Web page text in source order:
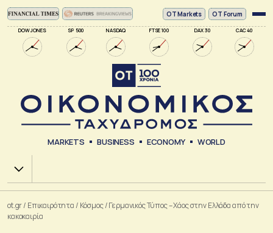
DOW JONES SP 500 NASDAQ FTSE 100 DAX 30 CAC 40
ΟΤ Markets OT Forum
MARKETS BUSINESS ECONOMY WORLD
Χ.Α.
ot.gr/ Επικαιρότητα / Κόσμος/Γερμανικός Τύπος – Χάος στην Ελλάδα από την
κακοκαιρία